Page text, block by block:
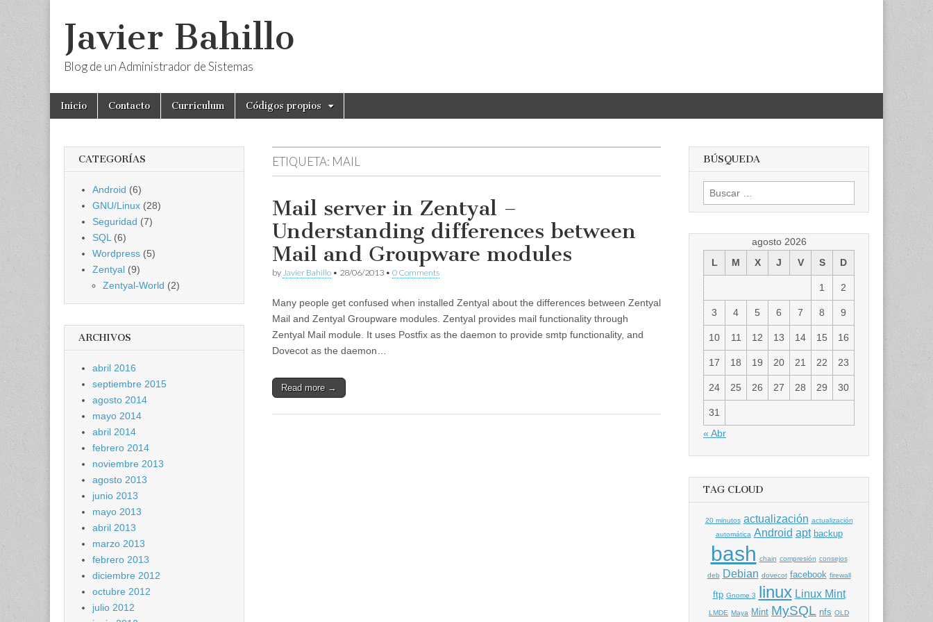
Javier Bahillo
Blog de un Administrador de Sistemas
Main
menu
Skip
Inicio Contacto Curriculum Códigos propios
ETIQUETA: MAIL
Mail server in Zentyal –
Understanding differences between
Mail and Groupware modules
by Javier Bahillo • 28/06/2013 • 0 Comments
Many people get confused when installed Zentyal about the differences between Zentyal
Mail and Zentyal Groupware modules. Zentyal provides mail functionality through
Zentyal Mail module. It uses Postfix as the daemon to provide smtp functionality, and
Dovecot as the daemon…
Read more →
CATEGORÍAS
Android (6)
GNU/Linux (28)
Seguridad (7)
SQL (6)
Wordpress (5)
Zentyal (9)
Zentyal-World (2)
ARCHIVOS
abril 2016
septiembre 2015
agosto 2014
mayo 2014
abril 2014
febrero 2014
noviembre 2013
agosto 2013
junio 2013
mayo 2013
abril 2013
marzo 2013
febrero 2013
diciembre 2012
octubre 2012
julio 2012
BÚSQUEDA
Buscar:
agosto 2026
L
M X J V S D
1 2
3 4 5 6 7 8 9
10 11 12 13 14 15 16
17 18 19 20 21 22 23
24 25 26 27 28 29 30
31
« Abr
TAG CLOUD
20 minutos actualización actualización
automática Android apt backup
bash chain compresión consejos
deb Debian dovecot facebook firewall
ftp Gnome 3 linux Linux Mint
LMDE Maya Mint MySQL nfs OLD